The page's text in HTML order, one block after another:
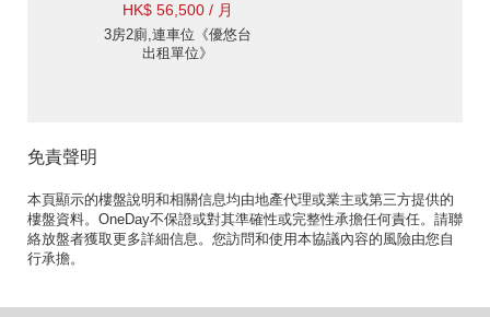
HK$ 56,500 / 月
3房2廁,連車位《優悠台
出租單位》
免責聲明
本頁顯示的樓盤說明和相關信息均由地產代理或業主或第三方提供的
樓盤資料。OneDay不保證或對其準確性或完整性承擔任何責任。請聯
絡放盤者獲取更多詳細信息。您訪問和使用本協議內容的風險由您自
行承擔。